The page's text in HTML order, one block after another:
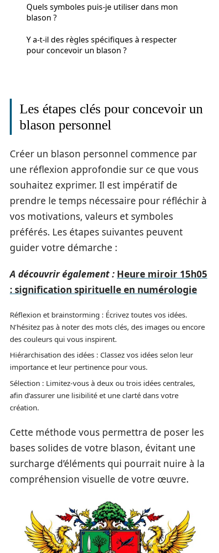
Quels symboles puis-je utiliser dans mon
blason ?
Y a-t-il des règles spécifiques à respecter
pour concevoir un blason ?
Les étapes clés pour concevoir un
blason personnel
Créer un blason personnel commence par
une réflexion approfondie sur ce que vous
souhaitez exprimer. Il est impératif de
prendre le temps nécessaire pour réfléchir à
vos motivations, valeurs et symboles
préférés. Les étapes suivantes peuvent
guider votre démarche :
A découvrir également : Heure miroir 15h05
: signification spirituelle en numérologie
Réflexion et brainstorming : Écrivez toutes vos idées.
N’hésitez pas à noter des mots clés, des images ou encore
des couleurs qui vous inspirent.
Hiérarchisation des idées : Classez vos idées selon leur
importance et leur pertinence pour vous.
Sélection : Limitez-vous à deux ou trois idées centrales,
afin d’assurer une lisibilité et une clarté dans votre
création.
Cette méthode vous permettra de poser les
bases solides de votre blason, évitant une
surcharge d’éléments qui pourrait nuire à la
compréhension visuelle de votre œuvre.